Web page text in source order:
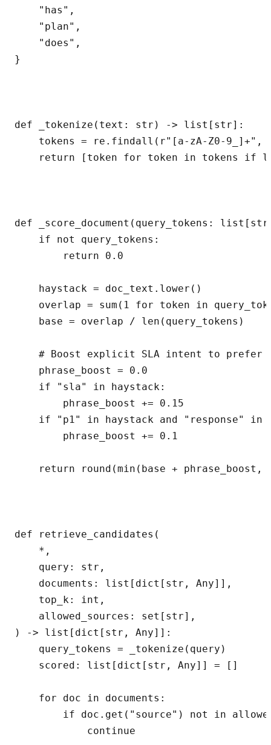
    "has",
    "plan",
    "does",
}
def _tokenize(text: str) -> list[str]:
tokens = re.findall(r"[a-zA-Z0-9_]+",
return [token for token in tokens if
def _score_document(query_tokens:
    if not query_tokens:
        return 0.0
    haystack = doc_text.lower()
overlap = sum(1 for token in
    base = overlap / len(query_tokens)
# Boost explicit SLA intent to prefer
    phrase_boost = 0.0
    if "sla" in haystack:
        phrase_boost += 0.15
if "p1" in haystack and "response" in
        phrase_boost += 0.1
return round(min(base + phrase_boost,
def retrieve_candidates(
    *,
    query: str,
    documents: list[dict[str, Any]],
    top_k: int,
    allowed_sources: set[str],
) -> list[dict[str, Any]]:
    query_tokens = _tokenize(query)
    scored: list[dict[str, Any]] = []
    for doc in documents:
if doc.get("source") not in
            continue